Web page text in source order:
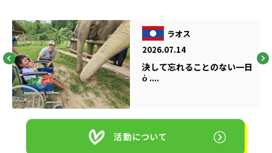
ラオス
2026.07.14
決して忘れることのない一日
ὁ ....